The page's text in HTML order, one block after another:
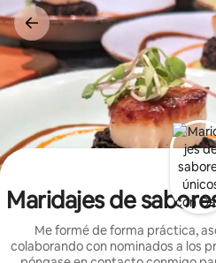
al
contenido
Maridajes de
Me formé de forma práctica,
colaborando con nominados a los